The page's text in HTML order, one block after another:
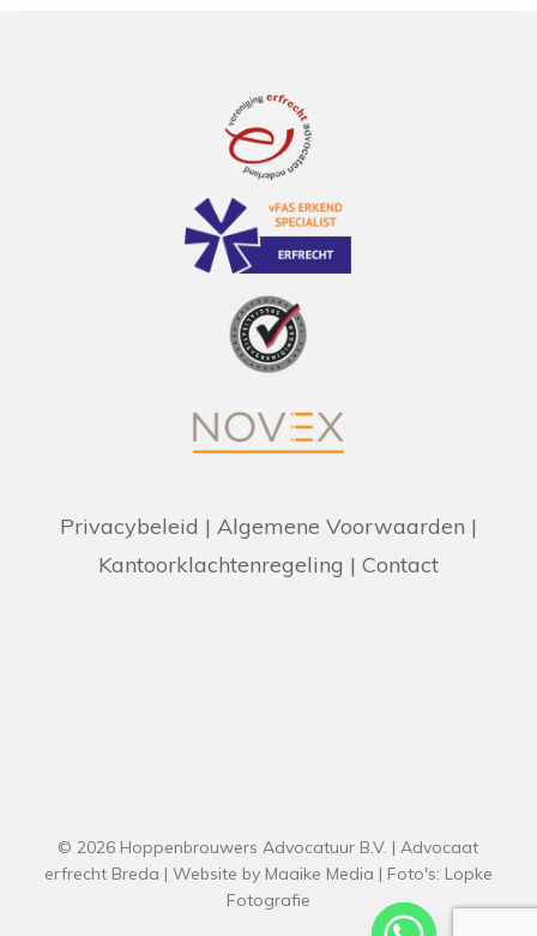
Privacybeleid | Algemene Voorwaarden |
Kantoorklachtenregeling | Contact
© 2026 Hoppenbrouwers Advocatuur B.V. | Advocaat
erfrecht Breda | Website by Maaike Media | Foto's: Lopke
Fotografie